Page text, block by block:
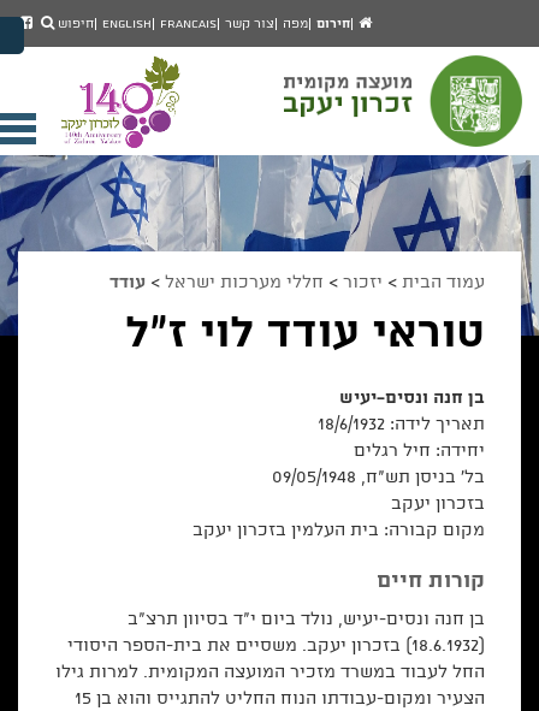
מעבר לתפריט ראשי
הגדל גודל פונט
הקטן גודל פונט
מצב ניגודיות גבוהה
מצב ניגודיות נמוכה
הצג קישורים
הצהרת נגישות
עמוד
הבית
חירום מפה צור קשר Francais
English חיפוש
עמוד הבית > יזכור > חללי מערכות ישראל > עודד
טוראי עודד לוי ז"ל
בן חנה ונסים-יעיש
תאריך לידה: 18/6/1932
יחידה: חיל רגלים
בל' בניסן תש"ח, 09/05/1948
בזכרון יעקב
מקום קבורה: בית העלמין בזכרון יעקב
קורות חיים
בן חנה ונסים-יעיש, נולד ביום י"ד בסיוון תרצ"ב
(18.6.1932) בזכרון יעקב. משסיים את בית-הספר היסודי
החל לעבוד במשרד מזכיר המועצה המקומית. למרות גילו
הצעיר ומקום-עבודתו הנוח החליט להתגייס והוא בן 15